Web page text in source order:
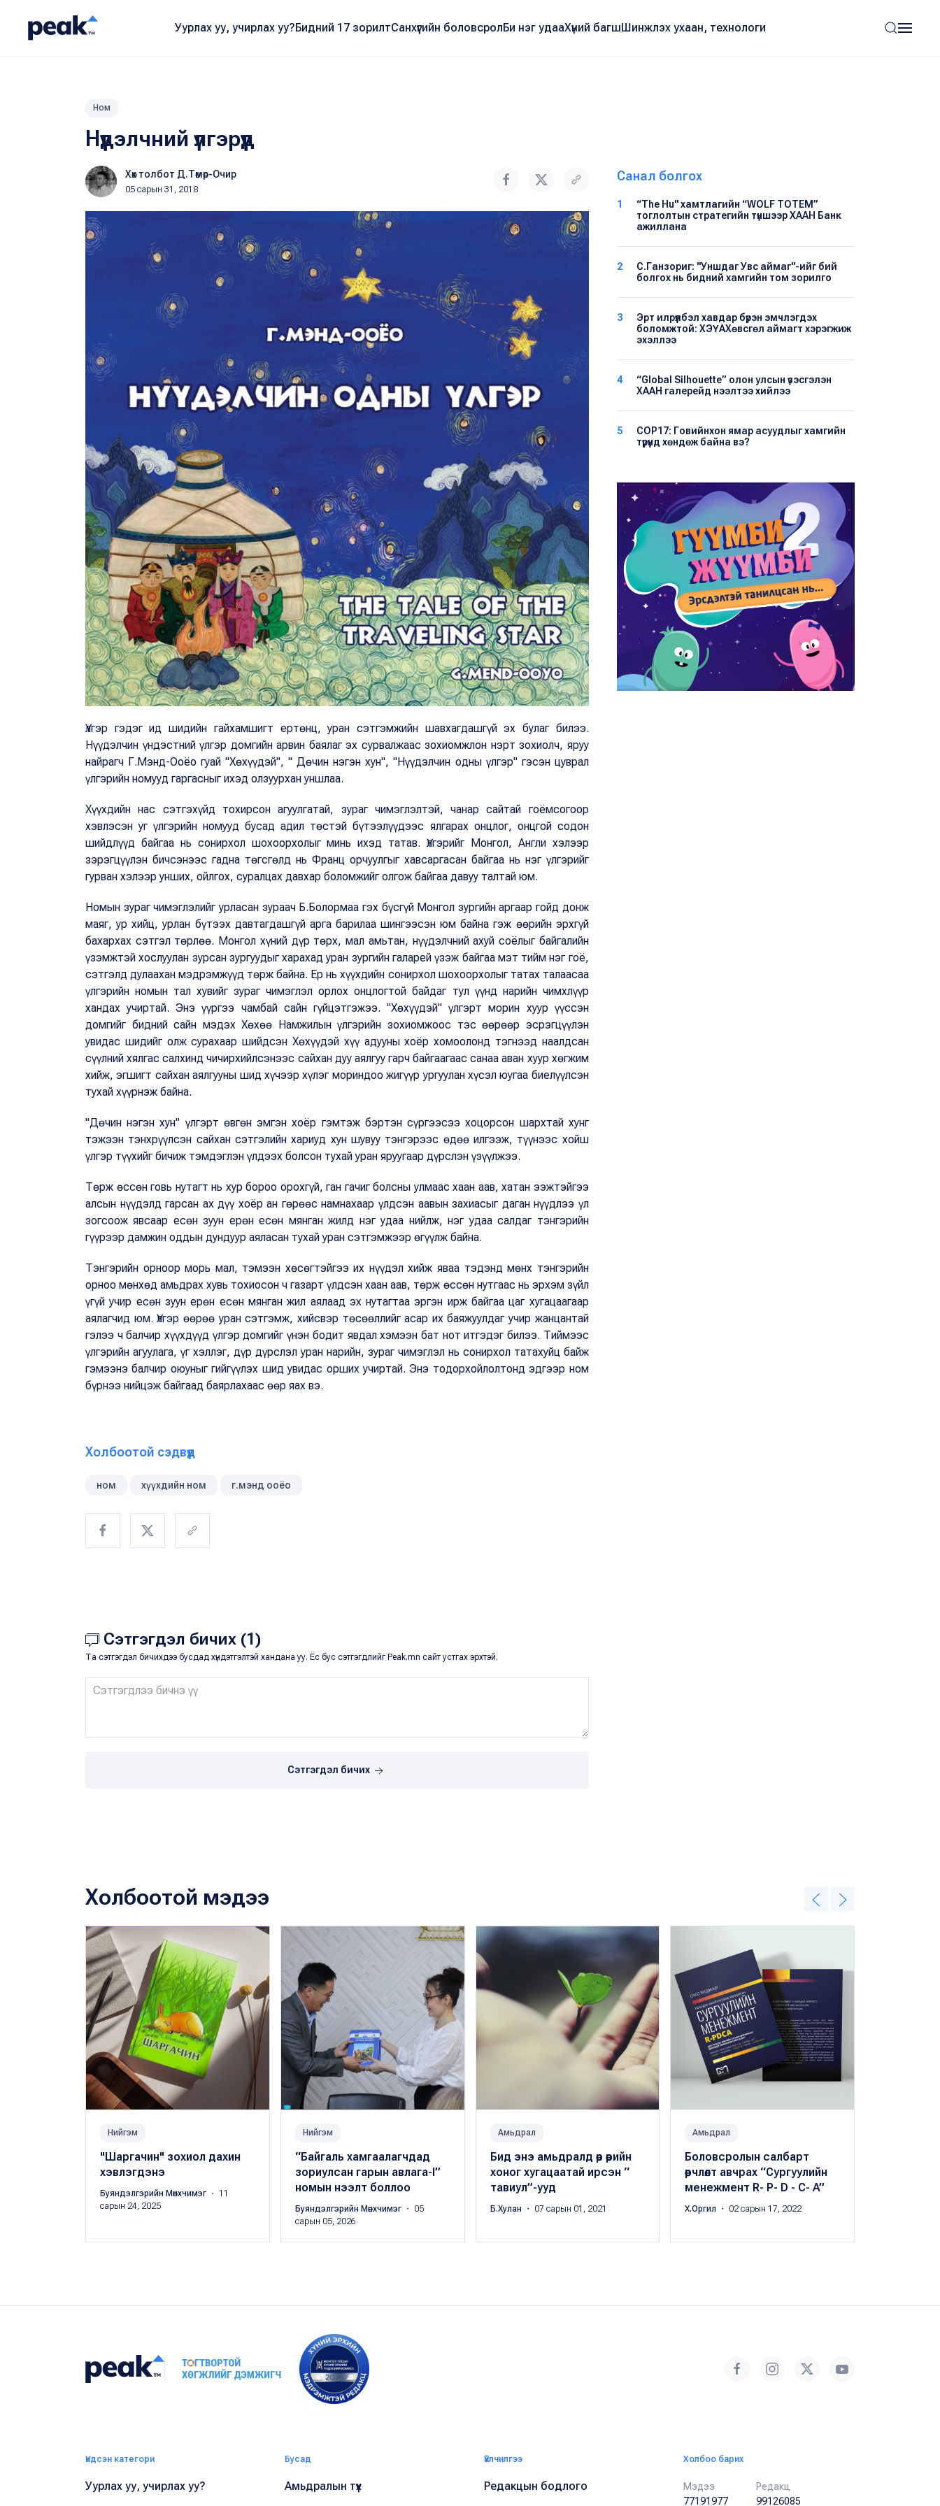
Уурлах уу, учирлах уу?Бидний 17 зорилтСанхүүгийн боловсролБи нэг удааХүний багшШинжлэх ухаан, технологи
Ном
Нүүдэлчний үлгэрүүд
Хөх толбот Д.Төмөр-Очир
05 сарын 31, 2018
Үлгэр гэдэг ид шидийн гайхамшигт ертөнц, уран сэтгэмжийн шавхагдашгүй эх булаг билээ.
Нүүдэлчин үндэстний үлгэр домгийн арвин баялаг эх сурвалжаас зохиомжлон нэрт зохиолч, яруу
найрагч Г.Мэнд-Ооёо гуай "Хөхүүдэй", " Дөчин нэгэн хун", "Нүүдэлчин одны үлгэр" гэсэн цуврал
үлгэрийн номууд гаргасныг ихэд олзуурхан уншлаа.
Хүүхдийн нас сэтгэхүйд тохирсон агуулгатай, зураг чимэглэлтэй, чанар сайтай гоёмсогоор
хэвлэсэн уг үлгэрийн номууд бусад адил төстэй бүтээлүүдээс ялгарах онцлог, онцгой содон
шийдлүүд байгаа нь сонирхол шохоорхолыг минь ихэд татав. Үлгэрийг Монгол, Англи хэлээр
зэрэгцүүлэн бичсэнээс гадна төгсгөлд нь Франц орчуулгыг хавсаргасан байгаа нь нэг үлгэрийг
гурван хэлээр унших, ойлгох, суралцах давхар боломжийг олгож байгаа давуу талтай юм.
Номын зураг чимэглэлийг урласан зураач Б.Болормаа гэх бүсгүй Монгол зургийн аргаар гойд донж
маяг, ур хийц, урлан бүтээх давтагдашгүй арга барилаа шингээсэн юм байна гэж өөрийн эрхгүй
бахархах сэтгэл төрлөө. Монгол хүний дүр төрх, мал амьтан, нүүдэлчний ахуй соёлыг байгалийн
үзэмжтэй хослуулан зурсан зургуудыг харахад уран зургийн галарей үзэж байгаа мэт тийм нэг гоё,
сэтгэлд дулаахан мэдрэмжүүд төрж байна. Ер нь хүүхдийн сонирхол шохоорхолыг татах талаасаа
үлгэрийн номын тал хувийг зураг чимэглэл орлох онцлогтой байдаг тул үүнд нарийн чимхлүүр
хандах учиртай. Энэ үүргээ чамбай сайн гүйцэтгэжээ. "Хөхүүдэй" үлгэрт морин хуур үүссэн
домгийг бидний сайн мэдэх Хөхөө Намжилын үлгэрийн зохиомжоос тэс өөрөөр эсрэгцүүлэн
увидас шидийг олж сурахаар шийдсэн Хөхүүдэй хүү адууны хоёр хомоолонд тэгнээд наалдсан
сүүлний хялгас салхинд чичирхийлсэнээс сайхан дуу аялгуу гарч байгаагаас санаа аван хуур хөгжим
хийж, эгшигт сайхан аялгууны шид хүчээр хүлэг мориндоо жигүүр ургуулан хүсэл юугаа биелүүлсэн
тухай хүүрнэж байна.
"Дөчин нэгэн хун" үлгэрт өвгөн эмгэн хоёр гэмтэж бэртэн сүргээсээ хоцорсон шархтай хунг
тэжээн тэнхрүүлсэн сайхан сэтгэлийн хариуд хун шувуу тэнгэрээс өдөө илгээж, түүнээс хойш
үлгэр түүхийг бичиж тэмдэглэн үлдээх болсон тухай уран яруугаар дүрслэн үзүүлжээ.
Төрж өссөн говь нутагт нь хур бороо орохгүй, ган гачиг болсны улмаас хаан аав, хатан ээжтэйгээ
алсын нүүдэлд гарсан ах дүү хоёр ан гөрөөс намнахаар үлдсэн аавын захиасыг даган нүүдлээ үл
зогсоож явсаар есөн зуун ерөн есөн мянган жилд нэг удаа нийлж, нэг удаа салдаг тэнгэрийн
гүүрээр дамжин оддын дундуур аяласан тухай уран сэтгэмжээр өгүүлж байна.
Тэнгэрийн орноор морь мал, тэмээн хөсөгтэйгээ их нүүдэл хийж яваа тэдэнд мөнх тэнгэрийн
орноо мөнхөд амьдрах хувь тохиосон ч газарт үлдсэн хаан аав, төрж өссөн нутгаас нь эрхэм зүйл
үгүй учир есөн зуун ерөн есөн мянган жил аялаад эх нутагтаа эргэн ирж байгаа цаг хугацаагаар
аялагчид юм. Үлгэр өөрөө уран сэтгэмж, хийсвэр төсөөллийг асар их баяжуулдаг учир жанцантай
гэлээ ч балчир хүүхдүүд үлгэр домгийг үнэн бодит явдал хэмээн бат нот итгэдэг билээ. Тиймээс
үлгэрийн агуулага, үг хэллэг, дүр дүрслэл уран нарийн, зураг чимэглэл нь сонирхол татахуйц байж
гэмээнэ балчир оюуныг гийгүүлэх шид увидас орших учиртай. Энэ тодорхойлолтонд эдгээр ном
бүрнээ нийцэж байгаад баярлахаас өөр яах вэ.
Холбоотой сэдвүүд
ном хүүхдийн ном г.мэнд ооёо
Сэтгэгдэл бичих (1)
Та сэтгэгдэл бичихдээ бусдад хүндэтгэлтэй хандана уу. Ёс бус сэтгэгдлийг Peak.mn сайт устгах эрхтэй.
Сэтгэгдэл бичих
Санал болгох
1
“The Hu" хамтлагийн “WOLF TOTEM”
тоглолтын стратегийн түншээр ХААН Банк
ажиллана
2
С.Ганзориг: "Уншдаг Увс аймаг"-ийг бий
болгох нь бидний хамгийн том зорилго
3
Эрт илрүүлбэл хавдар бүрэн эмчлэгдэх
боломжтой: ХЭҮА​Хөвсгөл аймагт хэрэгжиж
эхэллээ
4
“Global Silhouette” олон улсын үзэсгэлэн
ХААН галерейд нээлтээ хийлээ
5
COP17: Говийнхон ямар асуудлыг хамгийн
түрүүнд хөндөж байна вэ?
Холбоотой мэдээ
Нийгэм
"Шаргачин" зохиол дахин
хэвлэгдэнэ
Буяндэлгэрийн Мөнхчимэг ・ 11
сарын 24, 2025
Нийгэм
“Байгаль хамгаалагчдад
зориулсан гарын авлага-I”
номын нээлт боллоо
Буяндэлгэрийн Мөнхчимэг ・ 05
сарын 05, 2026
Амьдрал
Бид энэ амьдралд өөр өөрийн
хоног хугацаатай ирсэн “
тавиул”-ууд
Б.Хулан ・ 07 сарын 01, 2021
Амьдрал
Боловсролын салбарт
өөрчлөлт авчрах “Сургуулийн
менежмент R- P- D - C- A”
Х.Оргил ・ 02 сарын 17, 2022
Үндсэн категори
Уурлах уу, учирлах уу?
Бусад
Амьдралын түүх
Үйлчилгээ
Редакцын бодлого
Холбоо барих
Мэдээ
77191977
Редакц
99126085